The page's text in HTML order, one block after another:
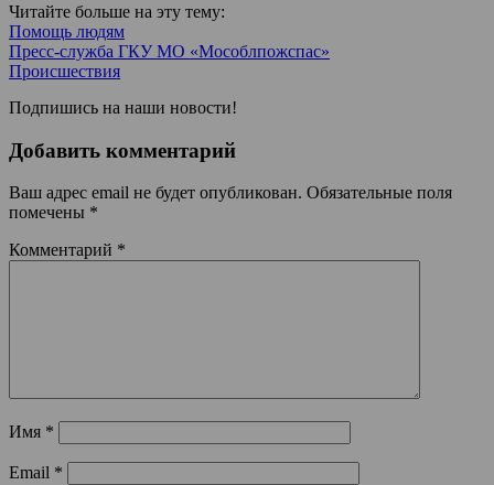
Читайте больше на эту тему:
Помощь людям
Пресс-служба ГКУ МО «Мособлпожспас»
Происшествия
Подпишись на наши новости!
Добавить комментарий
Ваш адрес email не будет опубликован. Обязательные поля
помечены *
Комментарий *
Имя *
Email *